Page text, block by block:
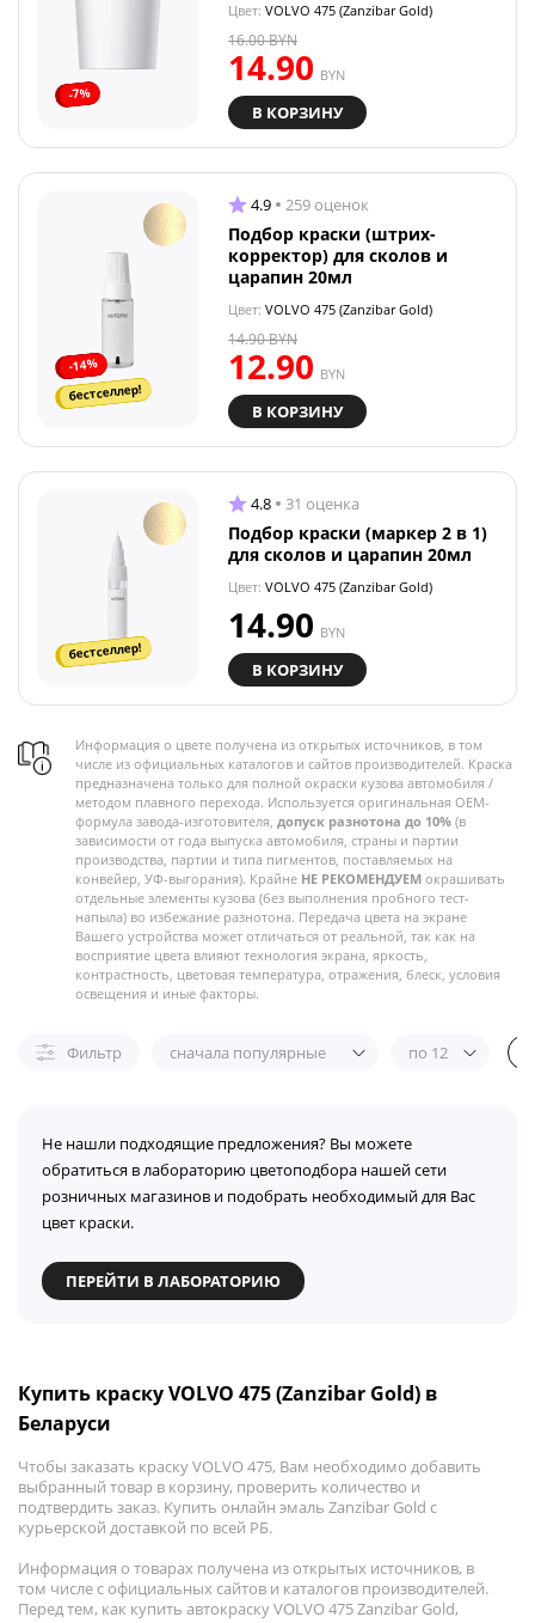
-7%
Цвет: VOLVO 475 (Zanzibar Gold)
14.90 BYN
16.00BYN
В КОРЗИНУ
-14%
бестселлер!
4.9 259 оценок
Подбор краски (штрих-
корректор) для сколов и
царапин 20мл
Цвет: VOLVO 475 (Zanzibar Gold)
12.90 BYN
14.90BYN
В КОРЗИНУ
бестселлер!
4.8 31 оценка
Подбор краски (маркер 2 в 1)
для сколов и царапин 20мл
Цвет: VOLVO 475 (Zanzibar Gold)
14.90 BYN
В КОРЗИНУ
Информация о цвете получена из открытых источников, в том
числе из официальных каталогов и сайтов производителей. Краска
предназначена только для полной окраски кузова автомобиля /
методом плавного перехода. Используется оригинальная OEM-
формула завода-изготовителя, допуск разнотона до 10% (в
зависимости от года выпуска автомобиля, страны и партии
производства, партии и типа пигментов, поставляемых на
конвейер, УФ-выгорания). Крайне НЕ РЕКОМЕНДУЕМ окрашивать
отдельные элементы кузова (без выполнения пробного тест-
напыла) во избежание разнотона. Передача цвета на экране
Вашего устройства может отличаться от реальной, так как на
восприятие цвета влияют технология экрана, яркость,
контрастность, цветовая температура, отражения, блеск, условия
освещения и иные факторы.
Фильтр сначала популярные по 12
Не нашли подходящие предложения? Вы можете
обратиться в лабораторию цветоподбора нашей сети
розничных магазинов и подобрать необходимый для Вас
цвет краски.
ПЕРЕЙТИ В ЛАБОРАТОРИЮ
Купить краску VOLVO 475 (Zanzibar Gold) в
Беларуси
Чтобы заказать краску VOLVO 475, Вам необходимо добавить
выбранный товар в корзину, проверить количество и
подтвердить заказ. Купить онлайн эмаль Zanzibar Gold с
курьерской доставкой по всей РБ.
Информация о товарах получена из открытых источников, в
том числе с официальных сайтов и каталогов производителей.
Перед тем, как купить автокраску VOLVO 475 Zanzibar Gold,